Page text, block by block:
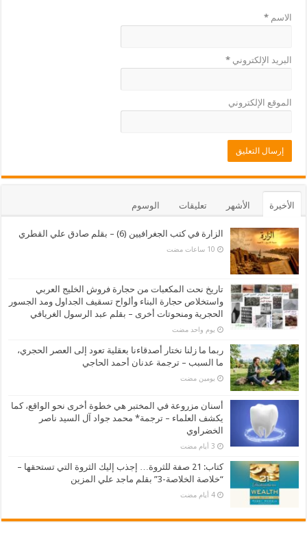
الاسم*
البريد الإلكتروني*
الموقع الإلكتروني
الأخيرة الأشهر تعليقات الوسوم
الزارة في كتب الجغرافيين (6) – بقلم صادق علي القطري
تاريخ نحت المكعبات من حجارة فروش الخليج العربي
واستخلاص حجارة البناء وألواح تسقيف الجداول ومد الجسور
الحجرية ومنحوتات أخرى – بقلم عبد الرسول الغريافي
‏يوم واحد مضت
ربما ما زلنا نختار أصدقاءنا بعقلية تعود إلى العصر الحجري،
ما السبب – ترجمة عدنان أحمد الحاجي
‏يومين مضت
أسنان مزروعة في المختبر هي خطوة أخرى نحو الواقع، كما
يكشف العلماء – ترجمة* محمد جواد آل السيد ناصر
الخضراوي
كتاب: 21 صفة للثروة… إجذب إليك الثروة التي تستحقها –
“خلاصة الخلاصة-3” بقلم ماجد علي المزين
‏4 أيام مضت